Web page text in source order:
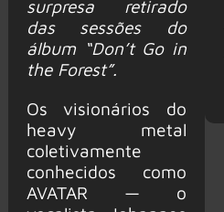
surpresa retirado
das sessões do
álbum “Don’t Go in
the Forest”.
Os visionários do
heavy metal
coletivamente
conhecidos como
AVATAR — o